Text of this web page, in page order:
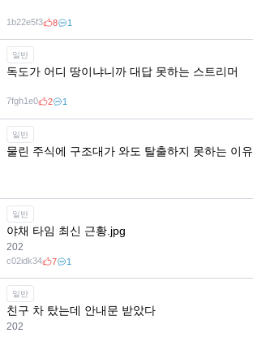
1b22e5f3 8 1
일반
독도가 어디 땅이냐니까 대답 못하는 스트리머
7fgh1e0 2 1
일반
물린 주식에 구조대가 와도 탈출하지 못하는 이유
일반
야채 타임 최신 근황.jpg
202
c02idk34 7 1
일반
친구 차 탔는데 안내문 받았다
202